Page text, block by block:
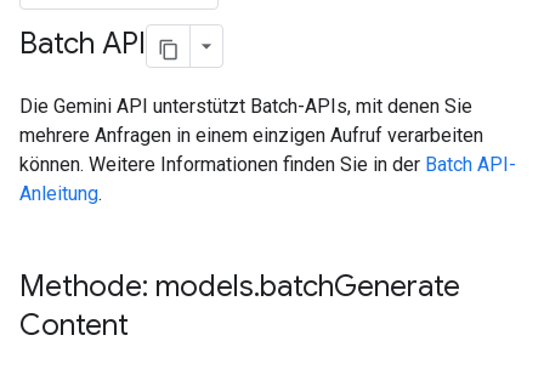
Batch API
Die Gemini API unterstützt Batch-APIs, mit denen Sie
mehrere Anfragen in einem einzigen Aufruf verarbeiten
können. Weitere Informationen finden Sie in der Batch API-
Anleitung.
Methode: models.batchGenerate
Content